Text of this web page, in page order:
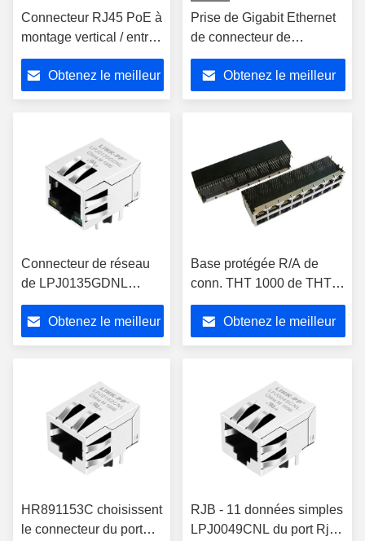
Connecteur RJ45 PoE à
montage vertical / entrée
supérieure
Obtenez le meilleur
Prise de Gigabit Ethernet
de connecteur de
LPJK6064AONL
1000Base-T POE RJ45
Obtenez le meilleur
Connecteur de réseau
de LPJ0135GDNL
RJ45, connecteur SK02-
111008POENL de RJ45
Poe
Obtenez le meilleur
Base protégée R/A de
conn. THT 1000 de THT
Rj45 Poe Magjack J0B-
0368NL 2x8 - T avec le
POE
Obtenez le meilleur
HR891153C choisissent
le connecteur du port
RJB - 11 données simples
LPJ0049CNL du port Rj45